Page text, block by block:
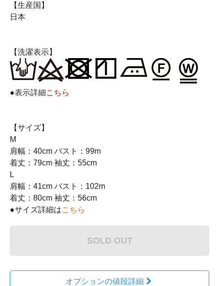
【生産国】
日本
【洗濯表示】
●表示詳細こちら
【サイズ】
M
肩幅：40cm バスト：99m
着丈：79cm 袖丈：55cm
L
肩幅：41cm バスト：102m
着丈：80cm 袖丈：56cm
●サイズ詳細はこちら
SOLD OUT
オプションの値段詳細